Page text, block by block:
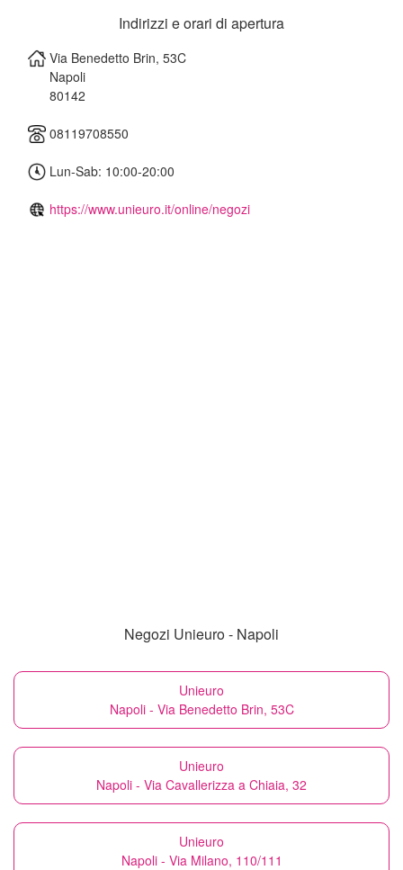
Indirizzi e orari di apertura
Via Benedetto Brin, 53C
Napoli
80142
08119708550
Lun-Sab: 10:00-20:00
https://www.unieuro.it/online/negozi
Negozi Unieuro - Napoli
Unieuro
Napoli - Via Benedetto Brin, 53C
Unieuro
Napoli - Via Cavallerizza a Chiaia, 32
Unieuro
Napoli - Via Milano, 110/111